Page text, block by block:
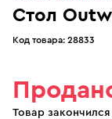
Стол
Код товара: 28833
Товар закончился